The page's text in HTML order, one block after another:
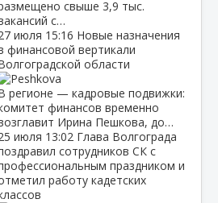
свыше 3,9 тыс.
с…
июля 15:16 Новые назначения
финансовой вертикали
области
регионе — кадровые подвижки:
финансов временно
Ирина Пешкова, до…
июля 13:02 Глава Волгограда
сотрудников СК с
праздником и
работу кадетских